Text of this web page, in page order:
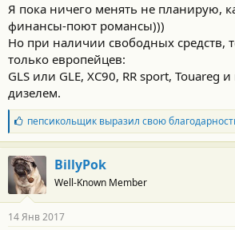
Я пока ничего менять не планирую,
финансы-поют романсы)))
Но при наличии свободных средств,
только европейцев:
GLS или GLE, XC90, RR sport, Touareg
дизелем.
Б
л
а
г
о
д
а
н
пепсикольщиквыразил свою
BillyPok
Well-Known Member
14 Янв 2017